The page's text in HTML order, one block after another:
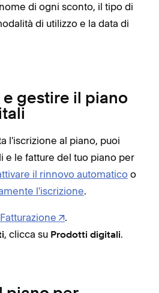
di ogni sconto, il tipo di
di utilizzo e la data di
e gestire il piano
l'iscrizione al piano, puoi
e le fatture del tuo piano per
il rinnovo automatico o
l'iscrizione.
.
, clicca su Prodotti digitali.